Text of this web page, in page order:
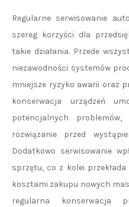
Regularne serwisowanie
szereg korzyści dla
takie działania. Przede
niezawodności systemów
mniejsze ryzyko awarii oraz
konserwacja urządzeń
potencjalnych
rozwiązanie przed
Dodatkowo serwisowanie
sprzętu, co z kolei
kosztami zakupu nowych
regularna konserwacja